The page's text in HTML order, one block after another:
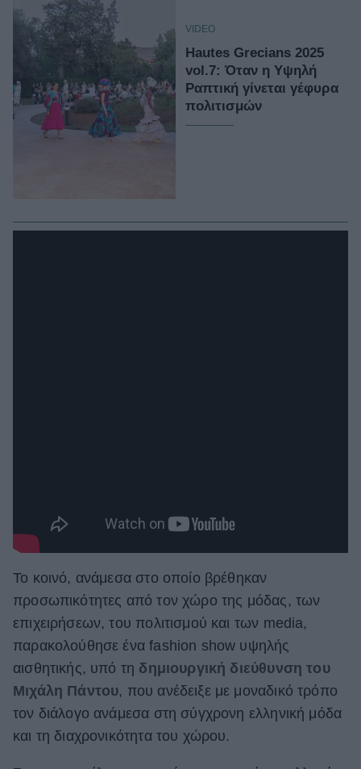
VIDEO
Hautes Grecians 2025
vol.7: Όταν η Υψηλή
Ραπτική γίνεται γέφυρα
πολιτισμών
Το κοινό, ανάμεσα στο οποίο βρέθηκαν
προσωπικότητες από τον χώρο της μόδας, των
επιχειρήσεων, του πολιτισμού και των media,
παρακολούθησε ένα fashion show υψηλής
αισθητικής, υπό τη δημιουργική διεύθυνση του
Μιχάλη Πάντου, που ανέδειξε με μοναδικό τρόπο
τον διάλογο ανάμεσα στη σύγχρονη ελληνική μόδα
και τη διαχρονικότητα του χώρου.